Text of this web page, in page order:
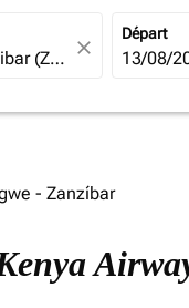
close
Départ
fc-
13/08/
- Zanzíbar